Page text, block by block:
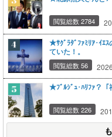
閲覧総数 2784
★ｻｸﾞﾗﾀﾞﾌｧﾐﾘｱ･ｲｴ
ていた！。
閲覧総数 56
★ﾌﾞﾙｼﾞｭ･ﾊﾘﾌｧ？「
閲覧総数 226